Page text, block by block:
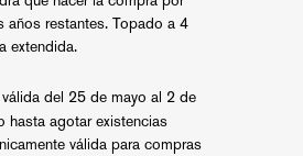
años restantes. Topado a 4
extendida.
del 25 de mayo al 2 de
hasta agotar existencias
válida para compras